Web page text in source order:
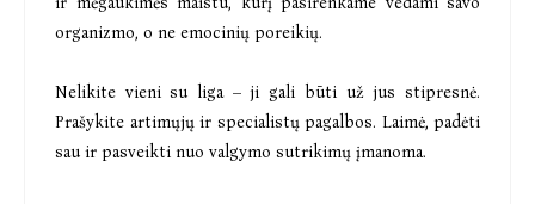
organizmo, o ne emocinių poreikių.
Nelikite vieni su liga – ji gali būti už jus stipresnė.
Prašykite artimųjų ir specialistų pagalbos. Laimė, padėti
sau ir pasveikti nuo valgymo sutrikimų įmanoma.